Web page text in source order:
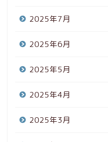
2025年7月
2025年6月
2025年5月
2025年4月
2025年3月